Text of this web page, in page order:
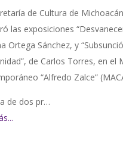
de Cultura de
las exposiciones
Ortega Sánchez, y
de Carlos Torres, en el
“Alfredo Zalce”
de dos pr…